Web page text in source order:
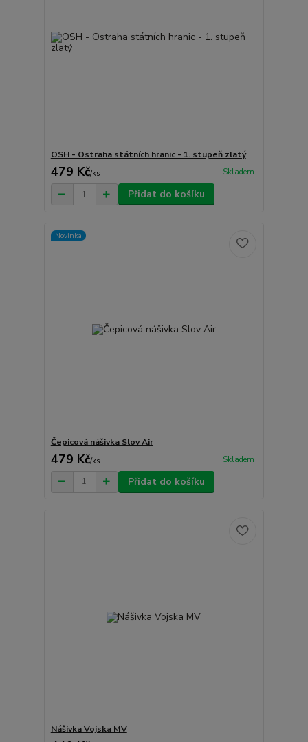
OSH - Ostraha státních hranic - 1. stupeň zlatý
479 Kč/ks Skladem
Přidat do košíku
Novinka
Čepicová nášivka Slov Air
479 Kč/ks Skladem
Přidat do košíku
Nášivka Vojska MV